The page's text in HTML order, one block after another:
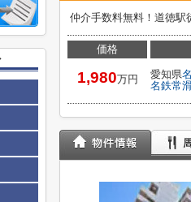
仲介手数料無料！道徳駅
価格
1,980万円 愛知県
名鉄常